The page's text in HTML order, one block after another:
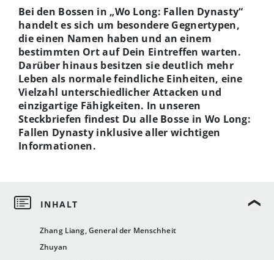
Zhang Liang, General der Menschheit
Zhuyan
Bei den Bossen in „Wo Long: Fallen Dynasty“
handelt es sich um besondere Gegnertypen,
die einen Namen haben und an einem
bestimmten Ort auf Dein Eintreffen warten.
Darüber hinaus besitzen sie deutlich mehr
Leben als normale feindliche Einheiten, eine
Vielzahl unterschiedlicher Attacken und
einzigartige Fähigkeiten. In unseren
Steckbriefen findest Du alle Bosse in Wo Long:
Fallen Dynasty inklusive aller wichtigen
Informationen.